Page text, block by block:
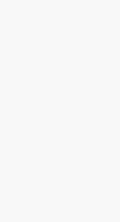
xấu cho
chính: cao nhất là
Vũ hắc đạo nên điểm
giảm điểm.